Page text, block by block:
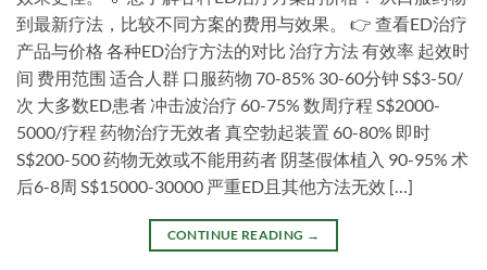
到最新疗法，比较不同方案的费用与效果。 👉 查看ED治疗
产品与价格 各种ED治疗方法的对比 治疗方法 有效率 起效时
间 费用范围 适合人群 口服药物 70-85% 30-60分钟 S$3-50/
次 大多数ED患者 冲击波治疗 60-75% 数周疗程 S$2000-
5000/疗程 药物治疗无效者 真空勃起装置 60-80% 即时
S$200-500 药物无效或不能用药者 阴茎假体植入 90-95% 术
后6-8周 S$15000-30000 严重ED且其他方法无效 […]
CONTINUE READING →